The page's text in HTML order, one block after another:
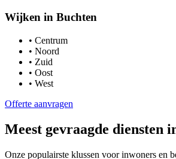
Wijken in Buchten
• Centrum
• Noord
• Zuid
• Oost
• West
Offerte aanvragen
Meest gevraagde diensten
Onze populairste klussen voor inwoners en